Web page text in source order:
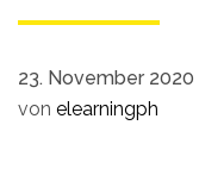
23. November 2020
von elearningph